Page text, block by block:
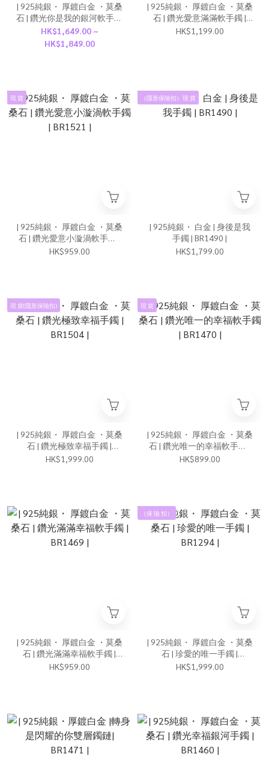
| 925純銀・ 厚鍍白金 ・莫桑
石 | 鑽光你是我的銀河軟手鐲
| BR1555 |
HK$1,649.00 ~
HK$1,849.00
| 925純銀・ 厚鍍白金 ・莫桑
石 | 鑽光愛意滿滿軟手鐲 |
BR1553 |
HK$1,199.00
現 貨
| 925純銀・ 厚鍍白金 ・莫桑
石 | 鑽光愛意小漩渦軟手鐲 |
BR1521 |
HK$959.00
（隱形保險扣）現 貨
| 925純銀・ 白金 | 身後是我
手鐲 | BR1490 |
HK$1,799.00
現 貨(隱形保險扣)
| 925純銀・ 厚鍍白金 ・莫桑
石 | 鑽光極致幸福手鐲 |
BR1504 |
HK$1,999.00
現 貨
| 925純銀・ 厚鍍白金 ・莫桑
石 | 鑽光唯一的幸福軟手鐲 |
BR1470 |
HK$899.00
| 925純銀・ 厚鍍白金 ・莫桑
石 | 鑽光滿滿幸福軟手鐲 |
BR1469 |
HK$959.00
（保 險 扣）
| 925純銀・ 厚鍍白金 ・莫桑
石 | 珍愛的唯一手鐲 |
BR1294 |
HK$1,999.00